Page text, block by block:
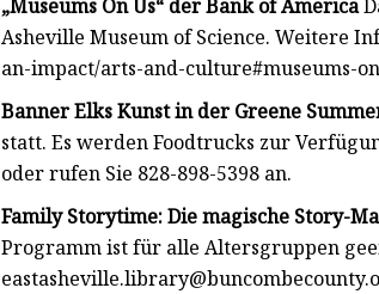
„Museums On Us“ der Bank of America
Asheville Museum of Science. Weitere
an-impact/arts-and-culture#museums-
Banner Elks Kunst in der Greene
statt. Es werden Foodtrucks zur
oder rufen Sie 828-898-5398 an.
Family Storytime: Die magische Story-
Programm ist für alle Altersgruppen